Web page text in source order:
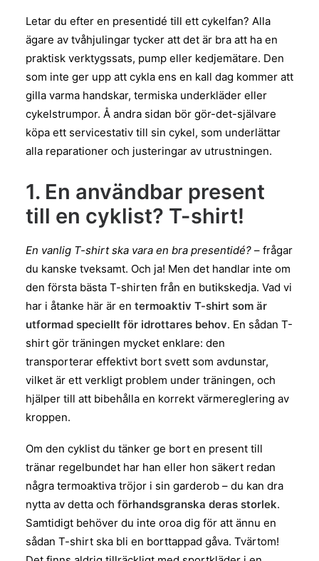
Letar du efter en presentidé till ett cykelfan? Alla
ägare av tvåhjulingar tycker att det är bra att ha en
praktisk verktygssats, pump eller kedjemätare. Den
som inte ger upp att cykla ens en kall dag kommer att
gilla varma handskar, termiska underkläder eller
cykelstrumpor. Å andra sidan bör gör-det-självare
köpa ett servicestativ till sin cykel, som underlättar
alla reparationer och justeringar av utrustningen.
1. En användbar present
till en cyklist? T-shirt!
En vanlig T-shirt ska vara en bra presentidé? – frågar
du kanske tveksamt. Och ja! Men det handlar inte om
den första bästa T-shirten från en butikskedja. Vad vi
har i åtanke här är en termoaktiv T-shirt som är
utformad speciellt för idrottares behov. En sådan T-
shirt gör träningen mycket enklare: den
transporterar effektivt bort svett som avdunstar,
vilket är ett verkligt problem under träningen, och
hjälper till att bibehålla en korrekt värmereglering av
kroppen.
Om den cyklist du tänker ge bort en present till
tränar regelbundet har han eller hon säkert redan
några termoaktiva tröjor i sin garderob – du kan dra
nytta av detta och förhandsgranska deras storlek.
Samtidigt behöver du inte oroa dig för att ännu en
sådan T-shirt ska bli en borttappad gåva. Tvärtom!